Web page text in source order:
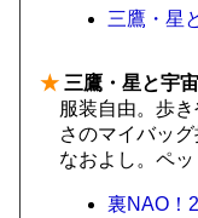
三鷹・星
★ 三鷹・星と宇
服装自由。歩
さのマイバッ
なおよし。ペッ
裏NAO！